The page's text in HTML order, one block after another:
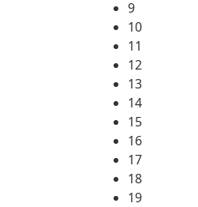
9
10
11
12
13
14
15
16
17
18
19